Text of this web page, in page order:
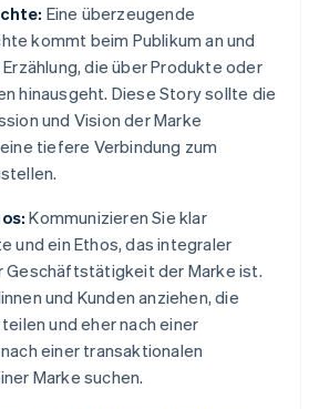
Eine überzeugende
kommt beim Publikum an und
die über Produkte oder
hinausgeht. Diese Story sollte die
und Vision der Marke
tiefere Verbindung zum
Kommunizieren Sie klar
und ein Ethos, das integraler
Geschäftstätigkeit der Marke ist.
und Kunden anziehen, die
und eher nach einer
einer transaktionalen
Marke suchen.